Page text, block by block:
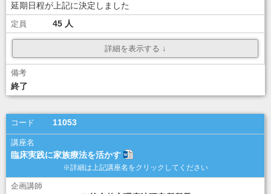
延期日程が上記に決定しました
45
終了
11053
臨床実践に家族療法を活かす